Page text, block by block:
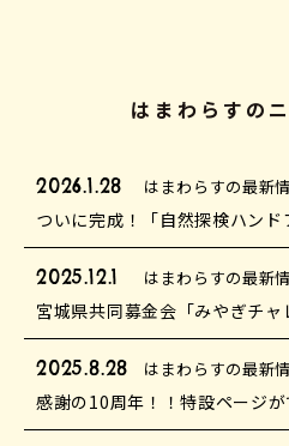
はまわらすの
2026.1.28 はまわらすの最新
ついに完成！「自然探検ハンド
2025.12.1 はまわらすの最新
2025.8.28 はまわらすの最新
感謝の10周年！！特設ページが